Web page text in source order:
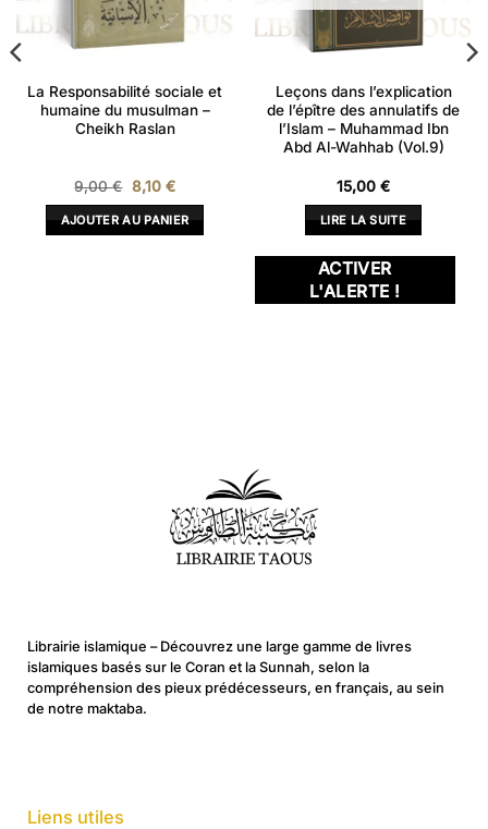
La Responsabilité sociale et
humaine du musulman –
Cheikh Raslan
9,00€ Le
prix
initial
était :
9,00 €.
8,10 €Le
actuel
est :
8,10 €.
AJOUTER AU PANIER
Leçons dans l’explication
de l’épître des annulatifs de
l’Islam – Muhammad Ibn
Abd Al-Wahhab (Vol.9)
15,00 €
LIRE LA SUITE
ACTIVER
L'ALERTE !
Librairie islamique – Découvrez une large gamme de livres
islamiques basés sur le Coran et la Sunnah, selon la
compréhension des pieux prédécesseurs, en français, au sein
de notre maktaba.
Liens utiles